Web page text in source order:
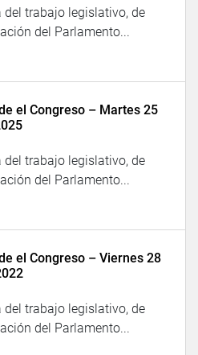
trabajo legislativo, de
del Parlamento...
el Congreso – Martes 25
trabajo legislativo, de
del Parlamento...
el Congreso – Viernes 28
trabajo legislativo, de
del Parlamento...